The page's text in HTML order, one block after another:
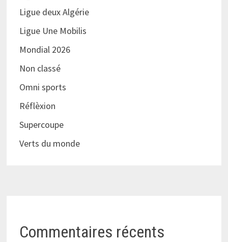
Ligue deux Algérie
Ligue Une Mobilis
Mondial 2026
Non classé
Omni sports
Réflèxion
Supercoupe
Verts du monde
Commentaires récents